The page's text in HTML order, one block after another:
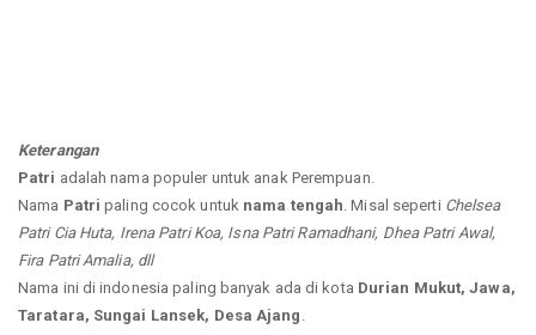
Keterangan
Patri adalah nama populer untuk anak Perempuan.
Nama Patri paling cocok untuk nama tengah . Misal seperti Chelsea
Patri Cia Huta, Irena Patri Koa, Isna Patri Ramadhani, Dhea Patri Awal,
Fira Patri Amalia, dll
Nama ini di indonesia paling banyak ada di kota Durian Mukut, Jawa,
Taratara, Sungai Lansek, Desa Ajang